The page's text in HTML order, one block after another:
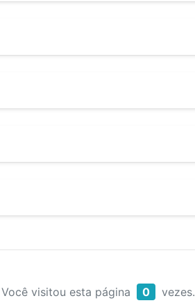
Você visitou esta página 0 vezes.